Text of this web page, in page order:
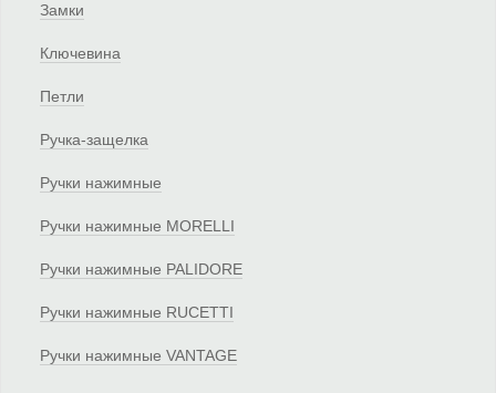
Замки
Ключевина
Петли
Ручка-защелка
Ручки нажимные
Ручки нажимные MORELLI
Ручки нажимные PALIDORE
Ручки нажимные RUCETTI
Ручки нажимные VANTAGE